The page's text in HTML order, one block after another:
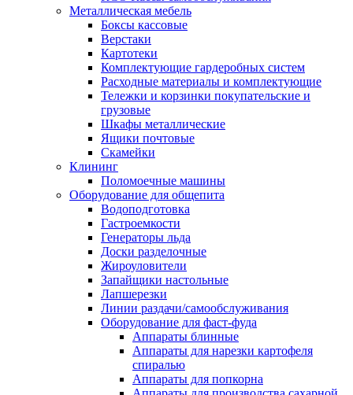
Металлическая мебель
Боксы кассовые
Верстаки
Картотеки
Комплектующие гардеробных систем
Расходные материалы и комплектующие
Тележки и корзинки покупательские и
грузовые
Шкафы металлические
Ящики почтовые
Скамейки
Клининг
Поломоечные машины
Оборудование для общепита
Водоподготовка
Гастроемкости
Генераторы льда
Доски разделочные
Жироуловители
Запайщики настольные
Лапшерезки
Линии раздачи/самообслуживания
Оборудование для фаст-фуда
Аппараты блинные
Аппараты для нарезки картофеля
спиралью
Аппараты для попкорна